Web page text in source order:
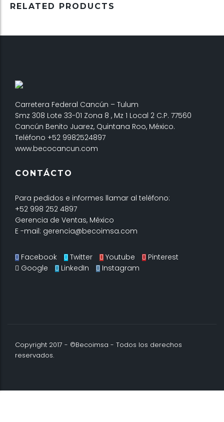
RELATED PRODUCTS
Carretera Federal Cancún – Tulum
Smz 308 Lote 33-01 Zona 8 , Mz 1 Local 2 C.P. 77560
Cancún Benito Juarez, Quintana Roo, México.
Teléfono +52 9982524897
www.becocancun.com
CONTÁCTO
Para pedidos e informes llamar al teléfono:
+52 998 252 4897
Gerencia de Ventas, México
E -mail: gerencia@becoimsa.com
Facebook Twitter Youtube
Pinterest
Google
LinkedIn Instagram
Copyright 2017 - ©Becoimsa - Todos los derechos
reservados.